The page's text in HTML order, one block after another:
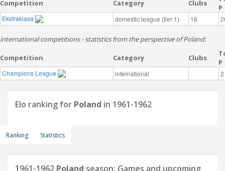
Competition Category Clubs
P
Ekstraklasa domestic league (tier 1) 16
international competitions - statistics from the perspective of Poland:
Competition Category Clubs
P
Champions League international 2
Elo ranking for Poland in 1961-1962
Ranking Statistics
1961-1962 Poland season: Games and upcoming